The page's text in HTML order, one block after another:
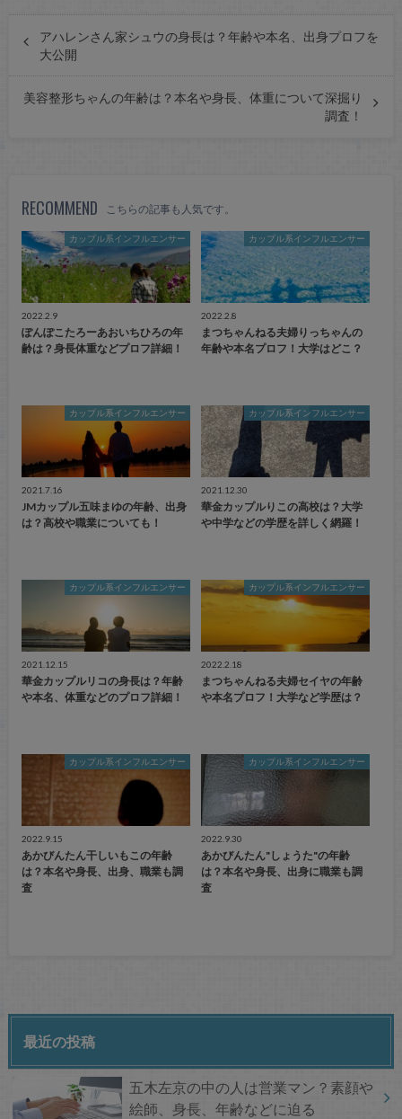
アハレンさん家シュウの身長は？年齢や本名、出身プロフを
大公開
美容整形ちゃんの年齢は？本名や身長、体重について深掘り
調査！
RECOMMEND こちらの記事も人気です。
カップル系インフルエンサー
2022.2.9
ぽんぽこたろーあおいちひろの年
齢は？身長体重などプロフ詳細！
カップル系インフルエンサー
2022.2.8
まつちゃんねる夫婦りっちゃんの
年齢や本名プロフ！大学はどこ？
カップル系インフルエンサー
2021.7.16
JMカップル五味まゆの年齢、出身
は？高校や職業についても！
カップル系インフルエンサー
2021.12.30
華金カップルりこの高校は？大学
や中学などの学歴を詳しく網羅！
カップル系インフルエンサー
2021.12.15
華金カップルリコの身長は？年齢
や本名、体重などのプロフ詳細！
カップル系インフルエンサー
2022.2.18
まつちゃんねる夫婦セイヤの年齢
や本名プロフ！大学など学歴は？
カップル系インフルエンサー
2022.9.15
あかびんたん干しいもこの年齢
は？本名や身長、出身、職業も調
査
カップル系インフルエンサー
2022.9.30
あかびんたん"しょうた"の年齢
は？本名や身長、出身に職業も調
査
最近の投稿
五木左京の中の人は営業マン？素顔や
絵師、身長、年齢などに迫る